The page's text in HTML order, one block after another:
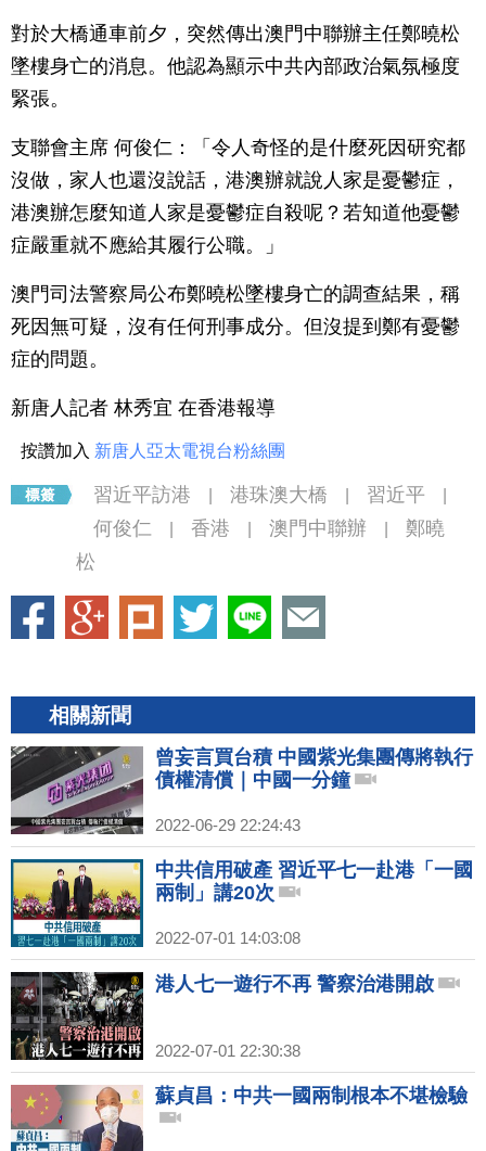
對於大橋通車前夕，突然傳出澳門中聯辦主任鄭曉松
墜樓身亡的消息。他認為顯示中共內部政治氣氛極度
緊張。
支聯會主席 何俊仁：「令人奇怪的是什麼死因研究都
沒做，家人也還沒說話，港澳辦就說人家是憂鬱症，
港澳辦怎麼知道人家是憂鬱症自殺呢？若知道他憂鬱
症嚴重就不應給其履行公職。」
澳門司法警察局公布鄭曉松墜樓身亡的調查結果，稱
死因無可疑，沒有任何刑事成分。但沒提到鄭有憂鬱
症的問題。
新唐人記者 林秀宜 在香港報導
按讚加入 新唐人亞太電視台粉絲團
習近平訪港 港珠澳大橋 習近平
何俊仁 香港 澳門中聯辦
鄭曉
松
相關新聞
曾妄言買台積 中國紫光集團傳將執行
債權清償｜中國一分鐘
2022-06-29 22:24:43
中共信用破產 習近平七一赴港「一國
兩制」講20次
2022-07-01 14:03:08
港人七一遊行不再 警察治港開啟
2022-07-01 22:30:38
蘇貞昌：中共一國兩制根本不堪檢驗